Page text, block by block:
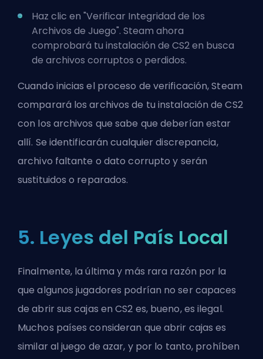
Haz clic en "Verificar Integridad de los
Archivos de Juego". Steam ahora
comprobará tu instalación de CS2 en busca
de archivos corruptos o perdidos.
Cuando inicias el proceso de verificación, Steam
comparará los archivos de tu instalación de CS2
con los archivos que sabe que deberían estar
allí. Se identificarán cualquier discrepancia,
archivo faltante o dato corrupto y serán
sustituidos o reparados.
5. Leyes del País Local
Finalmente, la última y más rara razón por la
que algunos jugadores podrían no ser capaces
de abrir sus cajas en CS2 es, bueno, es ilegal.
Muchos países consideran que abrir cajas es
similar al juego de azar, y por lo tanto, prohíben